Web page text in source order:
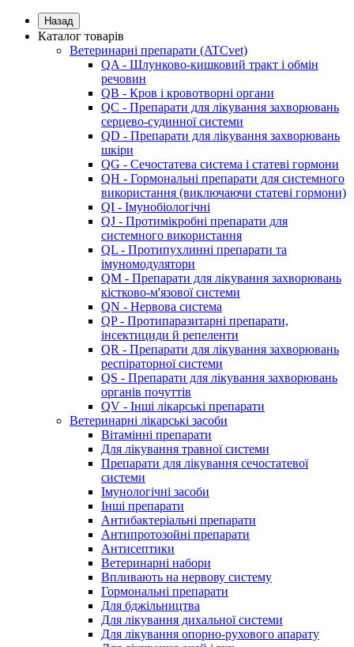
Назад
Каталог товарів
Ветеринарні препарати (ATCvet)
QA - Шлунково-кишковий тракт і обмін
речовин
QB - Кров і кровотворні органи
QC - Препарати для лікування захворювань
серцево-судинної системи
QD - Препарати для лікування захворювань
шкіри
QG - Сечостатева система і статеві гормони
QH - Гормональні препарати для системного
використання (виключаючи статеві гормони)
QI - Імунобіологічні
QJ - Протимікробні препарати для
системного використання
QL - Протипухлинні препарати та
імуномодулятори
QM - Препарати для лікування захворювань
кістково-м'язової системи
QN - Нервова система
QP - Протипаразитарні препарати,
інсектициди й репеленти
QR - Препарати для лікування захворювань
респіраторної системи
QS - Препарати для лікування захворювань
органів почуттів
QV - Інші лікарські препарати
Ветеринарні лікарські засоби
Вітамінні препарати
Для лікування травної системи
Препарати для лікування сечостатевої
системи
Імунологічні засоби
Інші препарати
Антибактеріальні препарати
Антипротозойні препарати
Антисептики
Ветеринарні набори
Впливають на нервову систему
Гормональні препарати
Для бджільництва
Для лікування дихальної системи
Для лікування опорно-рухового апарату